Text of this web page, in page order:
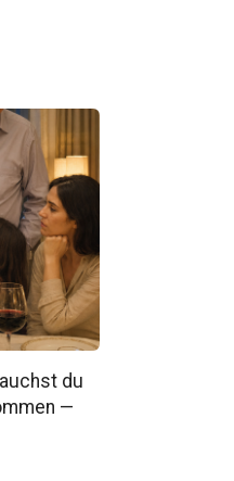
du
—